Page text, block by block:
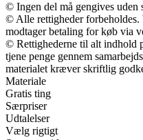
© Ingen del må gengives uden
© Alle rettigheder
modtager betaling for køb via
© Rettighederne til alt indhold
tjene penge gennem
materialet kræver skriftlig
Materiale
Gratis ting
Særpriser
Udtalelser
Vælg rigtigt